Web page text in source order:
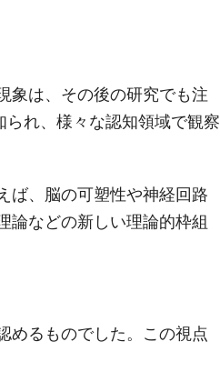
象は、その後の研究でも注
れ、様々な認知領域で観察
ば、脳の可塑性や神経回路
論などの新しい理論的枠組
めるものでした。この視点